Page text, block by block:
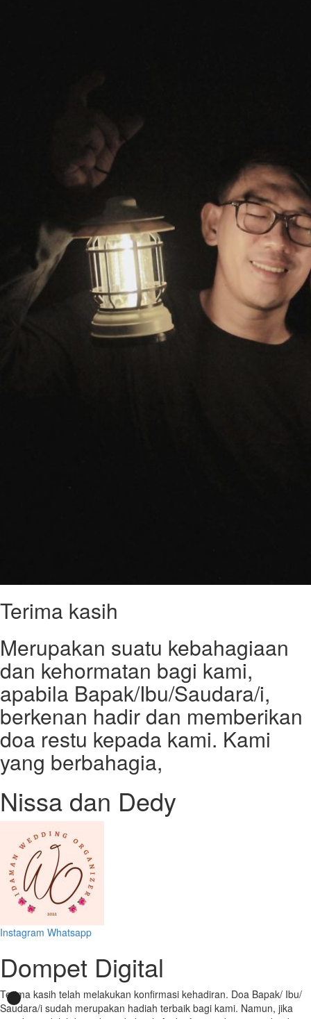
Terima kasih
Merupakan suatu kebahagiaan
dan kehormatan bagi kami,
apabila Bapak/Ibu/Saudara/i,
berkenan hadir dan memberikan
doa restu kepada kami. Kami
yang berbahagia,
Nissa dan Dedy
Instagram Whatsapp
Dompet Digital
Terima kasih telah melakukan konfirmasi kehadiran. Doa Bapak/ Ibu/
Saudara/i sudah merupakan hadiah terbaik bagi kami. Namun, jika